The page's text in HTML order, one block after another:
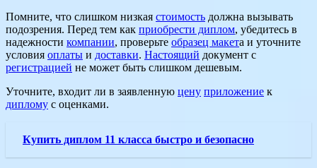
Помните, что слишком низкая стоимость должна вызывать
подозрения. Перед тем как приобрести диплом, убедитесь в
надежности компании, проверьте образец макета и уточните
условия оплаты и доставки. Настоящий документ с
регистрацией не может быть слишком дешевым.
Уточните, входит ли в заявленную цену приложение к
диплому с оценками.
Купить диплом 11 класса быстро и безопасно